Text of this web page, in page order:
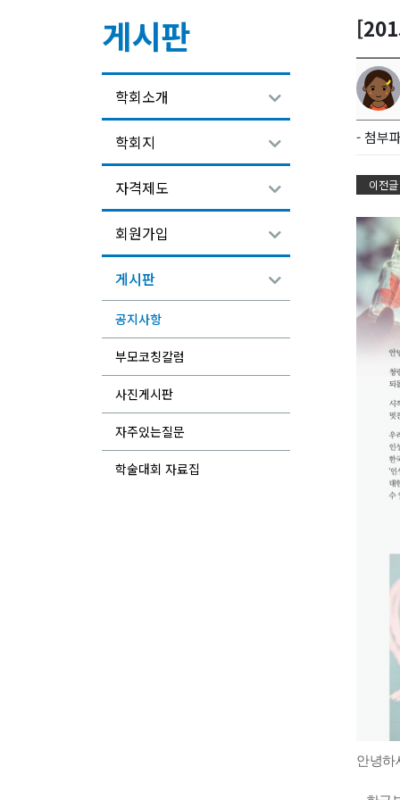
게시판
학회소개
학회지
자격제도
회원가입
게시판
공지사항
부모코칭칼럼
사진게시판
자주있는질문
학술대회 자료집
- 첨부
이전글
안녕하